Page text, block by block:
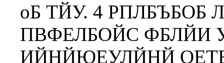
оБ ТЙУ. 4
ПВФЕЛБОЙС
ИЙНЙЮЕУЛЙНЙ